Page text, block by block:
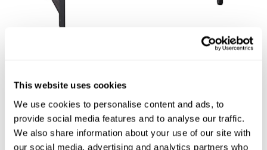
This website uses cookies
We use cookies to personalise content and ads, to
provide social media features and to analyse our traffic.
We also share information about your use of our site with
our social media, advertising and analytics partners who
Dodatkowe usługi przy naprawie zacisków
hamulcowych
Jedną z opcji rozszerzenia zakresu usług świadczonych w